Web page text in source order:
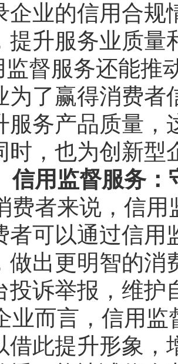
企业的信用合规
提升服务业质量
服务还能推
为了赢得消费者
服务产品质量，
时，也为创新型
信用监督服务：
来说，信用
者可以通过信用
做出更明智的
投诉举报，维护
言，信用监
借此提升形象，